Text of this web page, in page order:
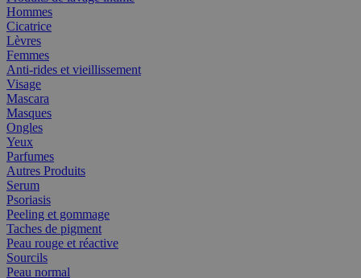
Hommes
Cicatrice
Lèvres
Femmes
Anti-rides et vieillissement
Visage
Mascara
Masques
Ongles
Yeux
Parfumes
Autres Produits
Serum
Psoriasis
Peeling et gommage
Taches de pigment
Peau rouge et réactive
Sourcils
Peau normal